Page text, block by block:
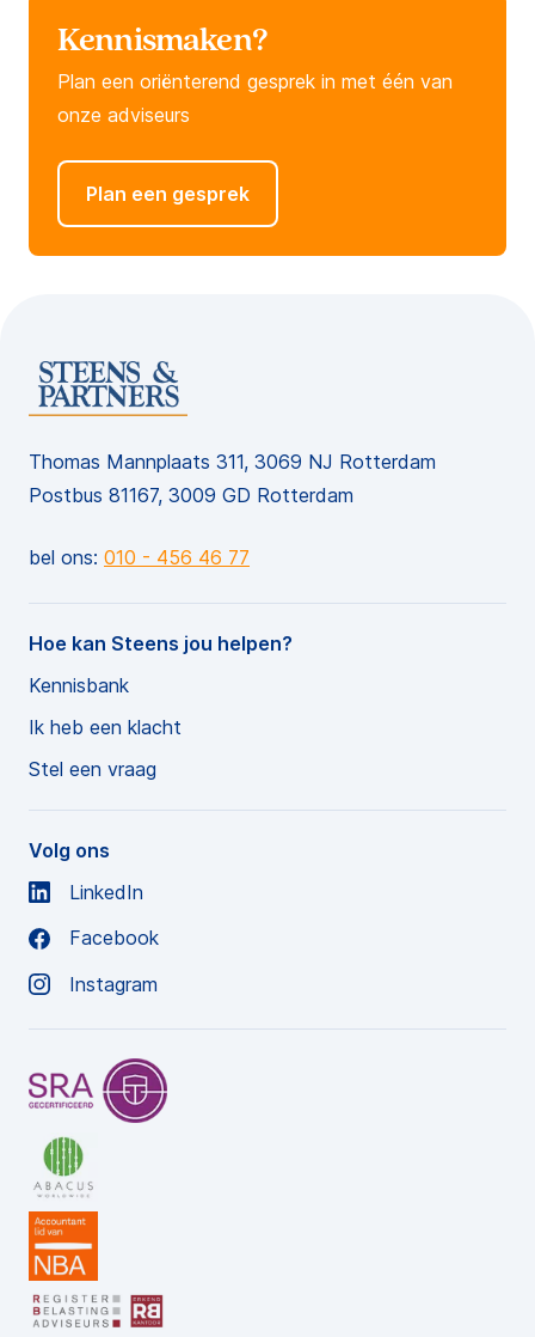
Kennismaken?
Plan een oriënterend gesprek in met één van
onze adviseurs
Plan een gesprek
Thomas Mannplaats 311, 3069 NJ Rotterdam
Postbus 81167, 3009 GD Rotterdam
bel ons: 010 - 456 46 77
Hoe kan Steens jou helpen?
Kennisbank
Ik heb een klacht
Stel een vraag
Volg ons
LinkedIn
Facebook
Instagram